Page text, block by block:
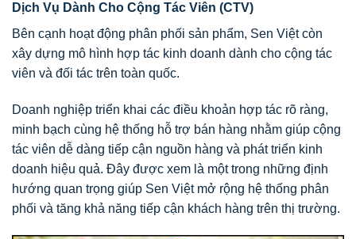
Dịch Vụ Dành Cho Cộng Tác Viên (CTV)
Bên cạnh hoạt động phân phối sản phẩm, Sen Việt còn
xây dựng mô hình hợp tác kinh doanh dành cho cộng tác
viên và đối tác trên toàn quốc.
Doanh nghiệp triển khai các điều khoản hợp tác rõ ràng,
minh bạch cùng hệ thống hỗ trợ bán hàng nhằm giúp cộng
tác viên dễ dàng tiếp cận nguồn hàng và phát triển kinh
doanh hiệu quả. Đây được xem là một trong những định
hướng quan trọng giúp Sen Việt mở rộng hệ thống phân
phối và tăng khả năng tiếp cận khách hàng trên thị trường.